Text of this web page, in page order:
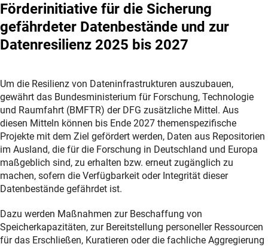
Förderinitiative für die Sicherung
gefährdeter Datenbestände und zur
Datenresilienz 2025 bis 2027
Um die Resilienz von Dateninfrastrukturen auszubauen,
gewährt das Bundesministerium für Forschung, Technologie
und Raumfahrt (BMFTR) der DFG zusätzliche Mittel. Aus
diesen Mitteln können bis Ende 2027 themenspezifische
Projekte mit dem Ziel gefördert werden, Daten aus Repositorien
im Ausland, die für die Forschung in Deutschland und Europa
maßgeblich sind, zu erhalten bzw. erneut zugänglich zu
machen, sofern die Verfügbarkeit oder Integrität dieser
Datenbestände gefährdet ist.
Dazu werden Maßnahmen zur Beschaffung von
Speicherkapazitäten, zur Bereitstellung personeller Ressourcen
für das Erschließen, Kuratieren oder die fachliche Aggregierung